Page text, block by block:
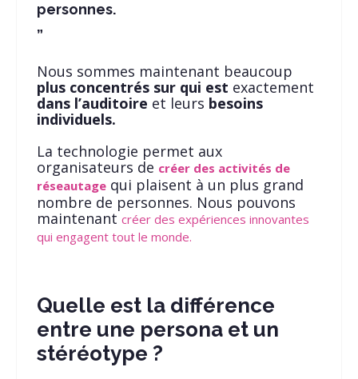
personnes.
Nous sommes maintenant beaucoup
plus concentrés sur qui est exactement
dans l’auditoire et leurs besoins
individuels.
La technologie permet aux
organisateurs de créer des activités de
réseautage qui plaisent à un plus grand
nombre de personnes. Nous pouvons
maintenant créer des expériences innovantes
qui engagent tout le monde.
Quelle est la différence
entre une persona et un
stéréotype ?